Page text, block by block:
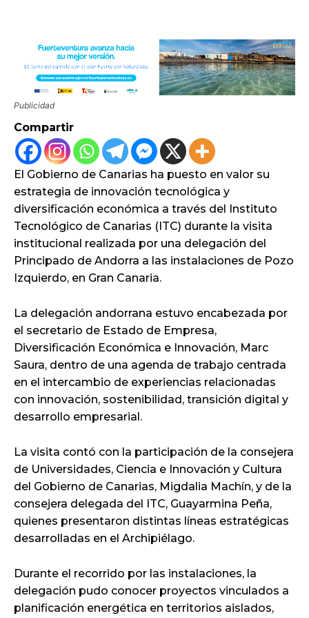
Publicidad
Compartir
El Gobierno de Canarias ha puesto en valor su
estrategia de innovación tecnológica y
diversificación económica a través del Instituto
Tecnológico de Canarias (ITC) durante la visita
institucional realizada por una delegación del
Principado de Andorra a las instalaciones de Pozo
Izquierdo, en Gran Canaria.
La delegación andorrana estuvo encabezada por
el secretario de Estado de Empresa,
Diversificación Económica e Innovación, Marc
Saura, dentro de una agenda de trabajo centrada
en el intercambio de experiencias relacionadas
con innovación, sostenibilidad, transición digital y
desarrollo empresarial.
La visita contó con la participación de la consejera
de Universidades, Ciencia e Innovación y Cultura
del Gobierno de Canarias, Migdalia Machín, y de la
consejera delegada del ITC, Guayarmina Peña,
quienes presentaron distintas líneas estratégicas
desarrolladas en el Archipiélago.
Durante el recorrido por las instalaciones, la
delegación pudo conocer proyectos vinculados a
planificación energética en territorios aislados,